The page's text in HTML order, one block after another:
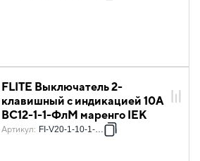
FLITE Выключатель 2-
клавишный с индикацией 10А
ВС12-1-1-ФлМ маренго IEK
Артикул: FI-V20-1-10-1-K35